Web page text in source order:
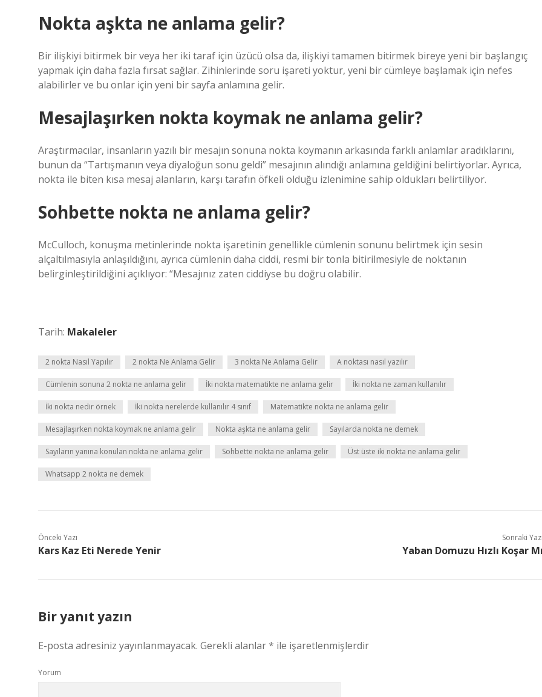
Nokta aşkta ne anlama gelir?
Bir ilişkiyi bitirmek bir veya her iki taraf için üzücü olsa da, ilişkiyi tamamen bitirmek bireye yeni bir başlangıç ​​
yapmak için daha fazla fırsat sağlar. Zihinlerinde soru işareti yoktur, yeni bir cümleye başlamak için nefes
alabilirler ve bu onlar için yeni bir sayfa anlamına gelir.
Mesajlaşırken nokta koymak ne anlama gelir?
Araştırmacılar, insanların yazılı bir mesajın sonuna nokta koymanın arkasında farklı anlamlar aradıklarını,
bunun da “Tartışmanın veya diyaloğun sonu geldi” mesajının alındığı anlamına geldiğini belirtiyorlar. Ayrıca,
nokta ile biten kısa mesaj alanların, karşı tarafın öfkeli olduğu izlenimine sahip oldukları belirtiliyor.
Sohbette nokta ne anlama gelir?
McCulloch, konuşma metinlerinde nokta işaretinin genellikle cümlenin sonunu belirtmek için sesin
alçaltılmasıyla anlaşıldığını, ayrıca cümlenin daha ciddi, resmi bir tonla bitirilmesiyle de noktanın
belirginleştirildiğini açıklıyor: “Mesajınız zaten ciddiyse bu doğru olabilir.
Tarih: Makaleler
2 nokta Nasıl Yapılır 2 nokta Ne Anlama Gelir 3 nokta Ne Anlama Gelir A noktası nasıl yazılır
Cümlenin sonuna 2 nokta ne anlama gelir İki nokta matematikte ne anlama gelir İki nokta ne zaman kullanılır
İki nokta nedir örnek İki nokta nerelerde kullanılır 4 sınıf Matematikte nokta ne anlama gelir
Mesajlaşırken nokta koymak ne anlama gelir Nokta aşkta ne anlama gelir Sayılarda nokta ne demek
Sayıların yanına konulan nokta ne anlama gelir Sohbette nokta ne anlama gelir Üst üste iki nokta ne anlama gelir
Whatsapp 2 nokta ne demek
Önceki Yazı
Kars Kaz Eti Nerede Yenir
Sonraki
Yaban Domuzu Hızlı Koşar
Bir yanıt yazın
E-posta adresiniz yayınlanmayacak. Gerekli alanlar* ile işaretlenmişlerdir
Yorum